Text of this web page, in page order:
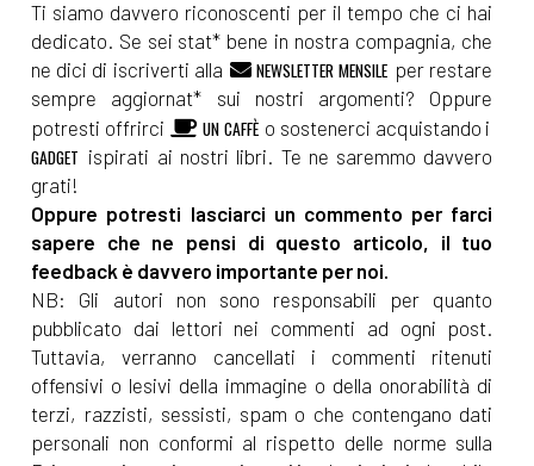
Ti siamo davvero riconoscenti per il tempo che ci hai
dedicato. Se sei stat* bene in nostra compagnia, che
ne dici di iscriverti alla
NEWSLETTER MENSILE per restare
sempre aggiornat* sui nostri argomenti? Oppure
potresti offrirci
UN CAFFÈ o sostenerci acquistando i
GADGET ispirati ai nostri libri. Te ne saremmo davvero
grati!
Oppure potresti lasciarci un commento per farci
sapere che ne pensi di questo articolo, il tuo
feedback è davvero importante per noi.
NB: Gli autori non sono responsabili per quanto
pubblicato dai lettori nei commenti ad ogni post.
Tuttavia, verranno cancellati i commenti ritenuti
offensivi o lesivi della immagine o della onorabilità di
terzi, razzisti, sessisti, spam o che contengano dati
personali non conformi al rispetto delle norme sulla